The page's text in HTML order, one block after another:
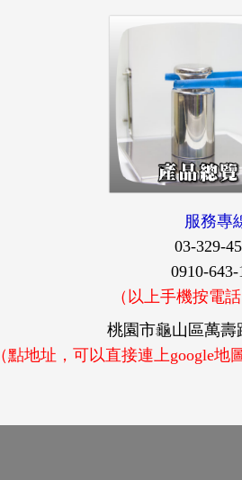
服務專
03-329-
0910-643-
（以上手機按電
桃園市龜山區萬壽
（點地址，可以直接連上google地